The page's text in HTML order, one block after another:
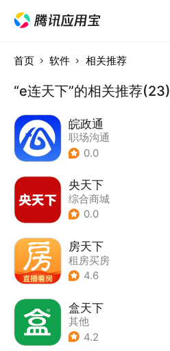
首页 软件 相关推荐
“e连天下”的相关推荐(23)
皖政通
职场沟通
0.0
央天下
综合商城
0.0
房天下
租房买房
4.6
盒天下
其他
4.2